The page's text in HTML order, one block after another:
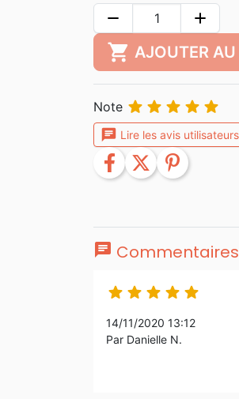
remove add
shopping_cart AJOUTER AU
Note     
chat Lire les avis
facebook twitter pinterest
chat Commentaires
    
14/11/2020 13:12
Par Danielle N.